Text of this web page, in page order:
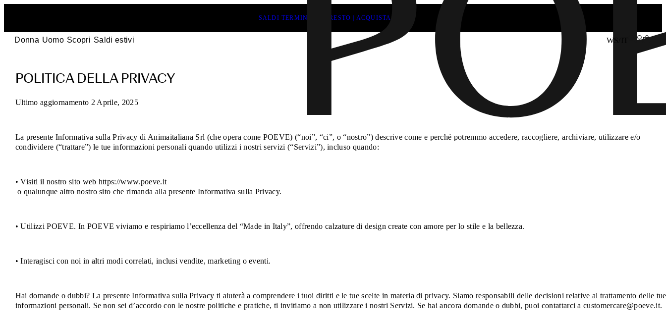
SALDI TERMINANO PRESTO | ACQUISTA ORA
Donna Uomo Scopri Saldi estivi WS/IT
Politica
della
privacy
POEVE
–
I
tuoi
dati,
tuoi
POLITICA DELLA PRIVACY
Ultimo aggiornamento 2 Aprile, 2025
La presente Informativa sulla Privacy di Animaitaliana Srl (che opera come POEVE) (“noi”, “ci”, o “nostro”) descrive come e perché potremmo accedere, raccogliere, archiviare, utilizzare e/o
condividere (“trattare”) le tue informazioni personali quando utilizzi i nostri servizi (“Servizi”), incluso quando:
• Visiti il nostro sito web https://www.poeve.it
o qualunque altro nostro sito che rimanda alla presente Informativa sulla Privacy.
• Utilizzi POEVE. In POEVE viviamo e respiriamo l’eccellenza del “Made in Italy”, offrendo calzature di design create con amore per lo stile e la bellezza.
• Interagisci con noi in altri modi correlati, inclusi vendite, marketing o eventi.
Hai domande o dubbi? La presente Informativa sulla Privacy ti aiuterà a comprendere i tuoi diritti e le tue scelte in materia di privacy. Siamo responsabili delle decisioni relative al trattamento delle tue
informazioni personali. Se non sei d’accordo con le nostre politiche e pratiche, ti invitiamo a non utilizzare i nostri Servizi. Se hai ancora domande o dubbi, puoi contattarci a customercare@poeve.it.